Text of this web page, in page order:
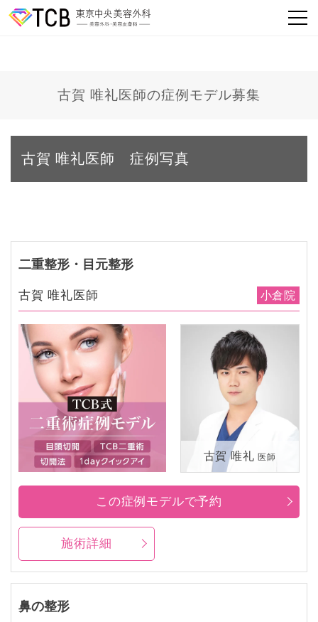
古賀 唯礼医師の症例モデル募集
古賀 唯礼医師 症例写真
二重整形・目元整形
古賀 唯礼医師 小倉院
古賀 唯礼 医師
施術詳細
この症例モデルで予約
鼻の整形